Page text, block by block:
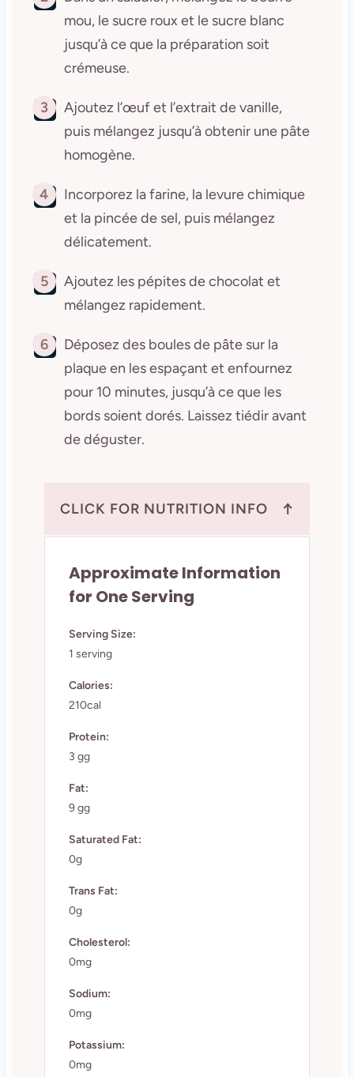
mou, le sucre roux et le sucre blanc
jusqu’à ce que la préparation soit
crémeuse.
3
Ajoutez l’œuf et l’extrait de vanille,
puis mélangez jusqu’à obtenir une pâte
homogène.
4
Incorporez la farine, la levure chimique
et la pincée de sel, puis mélangez
délicatement.
5
Ajoutez les pépites de chocolat et
mélangez rapidement.
6
Déposez des boules de pâte sur la
plaque en les espaçant et enfournez
pour 10 minutes, jusqu’à ce que les
bords soient dorés. Laissez tiédir avant
de déguster.
CLICK FOR NUTRITION INFO ↑
Approximate Information
for One Serving
Serving Size:
1 serving
Calories:
210cal
Protein:
3 gg
Fat:
9 gg
Saturated Fat:
0g
Trans Fat:
0g
Cholesterol:
0mg
Sodium:
0mg
Potassium:
0mg